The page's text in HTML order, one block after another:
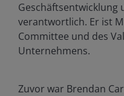
Geschäftsentwicklung
verantwortlich. Er ist
Committee und des
Unternehmens.
Zuvor war Brendan